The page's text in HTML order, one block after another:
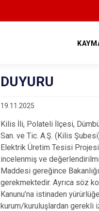
DUYURU
19.11.2025
Kilis İli, Polateli İlçesi,
San. ve Tic. A.Ş. (Kilis
Elektrik Üretim Tesisi
incelenmiş ve
Maddesi gereğince
gerekmektedir. Ayrıca söz
Kanunu’na istinaden
kurum/kuruluşlardan gerekli